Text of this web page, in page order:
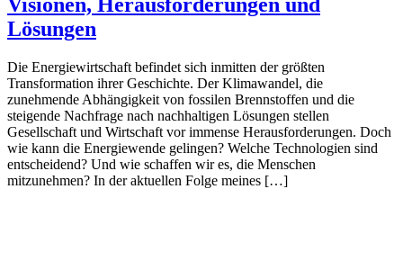
Visionen, Herausforderungen und
Lösungen
Die Energiewirtschaft befindet sich inmitten der größten
Transformation ihrer Geschichte. Der Klimawandel, die
zunehmende Abhängigkeit von fossilen Brennstoffen und die
steigende Nachfrage nach nachhaltigen Lösungen stellen
Gesellschaft und Wirtschaft vor immense Herausforderungen. Doch
wie kann die Energiewende gelingen? Welche Technologien sind
entscheidend? Und wie schaffen wir es, die Menschen
mitzunehmen? In der aktuellen Folge meines […]